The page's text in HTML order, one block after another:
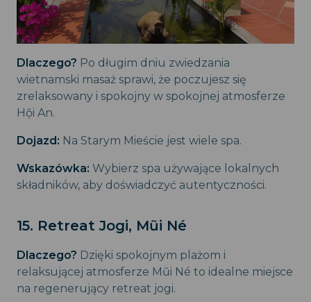
Dlaczego? Po długim dniu zwiedzania
wietnamski masaż sprawi, że poczujesz się
zrelaksowany i spokojny w spokojnej atmosferze
Hội An.
Dojazd: Na Starym Mieście jest wiele spa.
Wskazówka: Wybierz spa używające lokalnych
składników, aby doświadczyć autentyczności.
15. Retreat Jogi, Mũi Né
Dlaczego? Dzięki spokojnym plażom i
relaksującej atmosferze Mũi Né to idealne miejsce
na regenerujący retreat jogi.